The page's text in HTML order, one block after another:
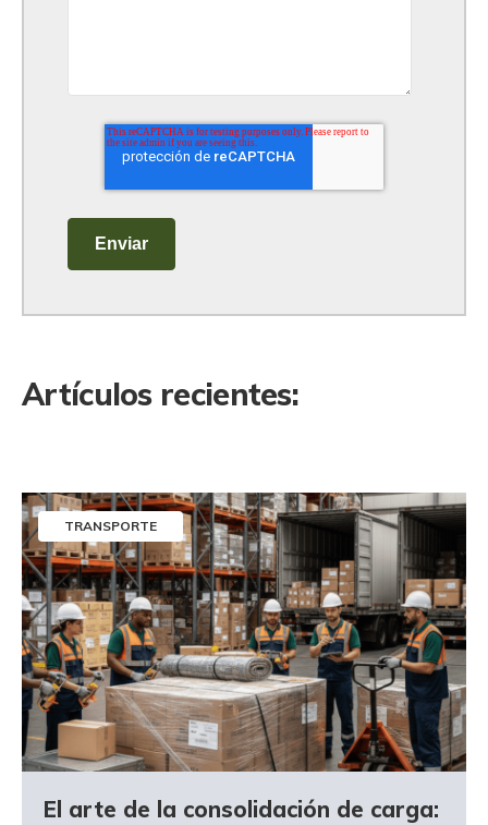
Artículos recientes:
TRANSPORTE
El arte de la consolidación de carga: